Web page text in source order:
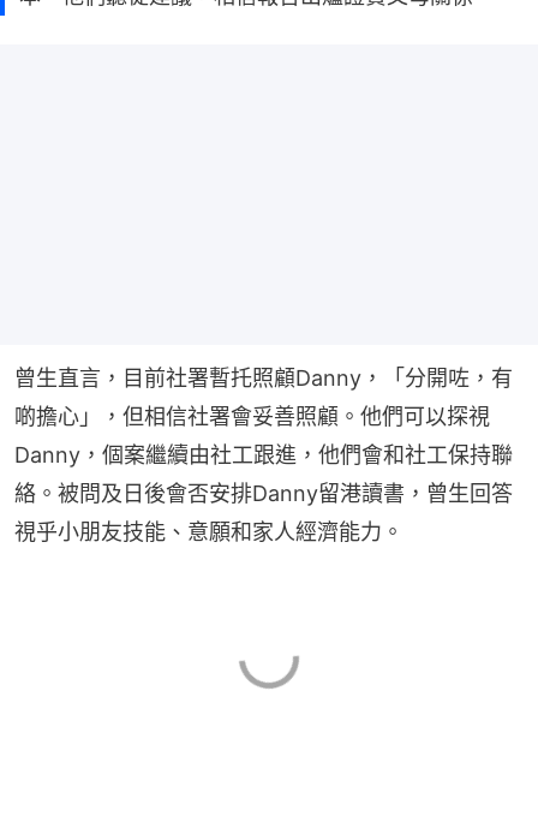
曾生直言，目前社署暫托照顧Danny，「分開咗，有
啲擔心」，但相信社署會妥善照顧。他們可以探視
Danny，個案繼續由社工跟進，他們會和社工保持聯
絡。被問及日後會否安排Danny留港讀書，曾生回答
視乎小朋友技能、意願和家人經濟能力。